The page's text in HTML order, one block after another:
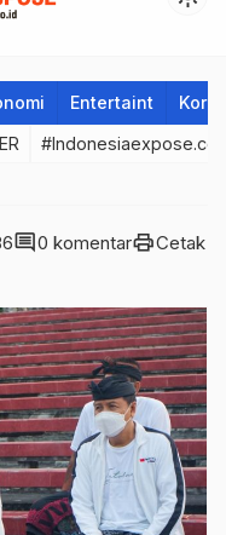
Entertaint
comment0 komentarprintCetak